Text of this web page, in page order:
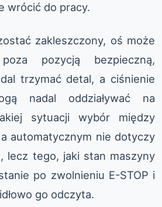
wrócić do pracy.
zakleszczony, oś może
pozycją bezpieczną,
trzymać detal, a ciśnienie
nadal oddziaływać na
sytuacji wybór między
automatycznym nie dotyczy
lecz tego, jaki stan maszyny
po zwolnieniu E-STOP i
go odczyta.